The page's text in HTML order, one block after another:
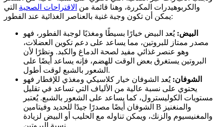
والكربوهيدرات المكررة، وهنا قائمة من الاقتراحات الصحية التي
يمكن أن تكون وجبة غنية بالعناصر الغذائية عند الفطور:
البيض:يُعد البيض خيارًا بسيطًا ومغذيًا لوجبة الفطور، فهو
مصدر ممتاز للبروتين، مما يساعد على دعم تكوين العضلات،
وهو عنصر غذائي مفيد لصحة الدماغ والكبد. ونظرًا لأن
البروتين يستغرق بعض الوقت للهضم، فإنه يساعد أيضًا على
الشعور بالشبع لوقت أطول.
الشوفان:يُعد الشوفان خيار كلاسيكي ومغذي للإفطار فهو
يحتوي على نسبة عالية من الألياف التي تساعد في تقليل
مستويات الكوليسترول، كما يساعد على الشعور بالشبع. يُعتبر
الشوفان أيضًا مصدرًا جيدًا للحديد وفيتامين B والمنغنيز
والمغنيسيوم والزنك، ويمكن تناوله مع الحليب أو البيض لزيادة
نسبة البروتين.